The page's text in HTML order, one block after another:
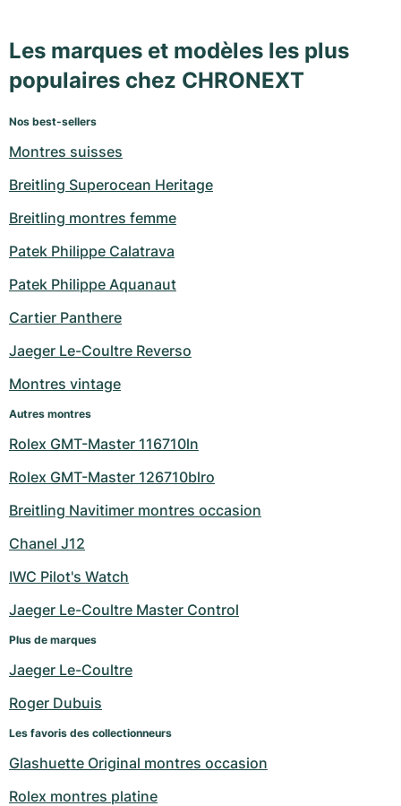
Les marques et modèles les plus
populaires chez CHRONEXT
Nos best-sellers
Montres suisses
Breitling Superocean Heritage
Breitling montres femme
Patek Philippe Calatrava
Patek Philippe Aquanaut
Cartier Panthere
Jaeger Le-Coultre Reverso
Montres vintage
Autres montres
Rolex GMT-Master 116710ln
Rolex GMT-Master 126710blro
Breitling Navitimer montres occasion
Chanel J12
IWC Pilot's Watch
Jaeger Le-Coultre Master Control
Plus de marques
Jaeger Le-Coultre
Roger Dubuis
Les favoris des collectionneurs
Glashuette Original montres occasion
Rolex montres platine